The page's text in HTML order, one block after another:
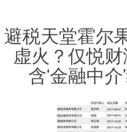
避税天堂霍尔
虚火？仅悦
含‘金融中